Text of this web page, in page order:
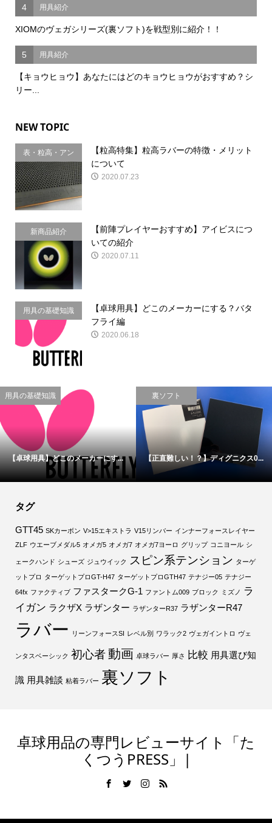
4 用具紹介
XIOMのヴェガシリーズ(裏ソフト)を戦型別に紹介！！
5 用具紹介
【キョウヒョウ】あなたにはどのキョウヒョウがおすすめ？シ
リー...
NEW TOPIC
表・粒高・アン
チ
【粒高特集】粒高ラバーの特徴・メリット
について
2020.07.23
新商品紹介
【前陣プレイヤーおすすめ】アイビスにつ
いての紹介
2020.07.11
用具の基礎知識
【卓球用具】どこのメーカーにする？バタ
フライ編
2020.06.18
用具の基礎知識
【卓球用具】どこのメーカーにす...
裏ソフト
【正直難しい！？】ディグニクス0...
タグ
GTT45 SKカーボン V>15エキストラ V15リンバー インナーフォースレイヤー
ZLF ウエーブメダル5 オメガ5 オメガ7 オメガ7ヨーロ グリップ コニヨール シ
ェークハンド シューズ ジュウイック スピン系テンション ターゲ
ットプロ ターゲットプロGT-H47 ターゲットプロGTH47 テナジー05 テナジー
64fx ファクティブ ファスタークG-1 ファントム009 ブロック ミズノ ラ
イガン ラクザX ラザンター ラザンターR37 ラザンターR47
ラバー リーンフォースSI レベル別 ワラック2 ヴェガイントロ ヴェ
ンタスベーシック 初心者動画 卓球ラバー 厚さ 比較 用具選び知
識 用具雑談 粘着ラバー 裏ソフト
卓球用品の専門レビューサイト「た
くつうPRESS」|